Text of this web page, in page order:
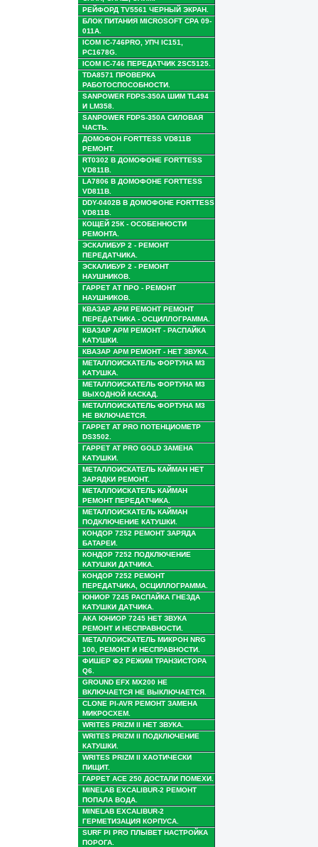
РЕЙФОРД TV5561 ЧЕРНЫЙ ЭКРАН.
БЛОК ПИТАНИЯ MICROSOFT CPA 09-
011A.
ICOM IC-746PRO, УПЧ IC151,
PC1678G.
ICOM IC-746 ПЕРЕДАТЧИК 2SC5125.
TDA8571 ПРОВЕРКА
РАБОТОСПОСОБНОСТИ.
SANPOWER FDPS-350A ШИМ TL494
И LM358.
SANPOWER FDPS-350A СИЛОВАЯ
ЧАСТЬ.
ДОМОФОН FORTTESS VD811B
РЕМОНТ.
RT0302 В ДОМОФОНЕ FORTTESS
VD811B.
LA7806 В ДОМОФОНЕ FORTTESS
VD811B.
DDY-0402B В ДОМОФОНЕ FORTTESS
VD811B.
КОЩЕЙ 25К - ОСОБЕННОСТИ
РЕМОНТА.
ЭСКАЛИБУР 2 - РЕМОНТ
ПЕРЕДАТЧИКА.
ЭСКАЛИБУР 2 - РЕМОНТ
НАУШНИКОВ.
ГАРРЕТ АТ ПРО - РЕМОНТ
НАУШНИКОВ.
КВАЗАР АРМ РЕМОНТ РЕМОНТ
ПЕРЕДАТЧИКА - ОСЦИЛЛОГРАММА.
КВАЗАР АРМ РЕМОНТ - РАСПАЙКА
КАТУШКИ.
КВАЗАР АРМ РЕМОНТ - НЕТ ЗВУКА.
МЕТАЛЛОИСКАТЕЛЬ ФОРТУНА М3
КАТУШКА.
МЕТАЛЛОИСКАТЕЛЬ ФОРТУНА М3
ВЫХОДНОЙ КАСКАД.
МЕТАЛЛОИСКАТЕЛЬ ФОРТУНА М3
НЕ ВКЛЮЧАЕТСЯ.
ГАРРЕТ AT PRO ПОТЕНЦИОМЕТР
DS3502.
ГАРРЕТ AT PRO GOLD ЗАМЕНА
КАТУШКИ.
МЕТАЛЛОИСКАТЕЛЬ КАЙМАН НЕТ
ЗАРЯДКИ РЕМОНТ.
МЕТАЛЛОИСКАТЕЛЬ КАЙМАН
РЕМОНТ ПЕРЕДАТЧИКА.
МЕТАЛЛОИСКАТЕЛЬ КАЙМАН
ПОДКЛЮЧЕНИЕ КАТУШКИ.
КОНДОР 7252 РЕМОНТ ЗАРЯДА
БАТАРЕИ.
КОНДОР 7252 ПОДКЛЮЧЕНИЕ
КАТУШКИ ДАТЧИКА.
КОНДОР 7252 РЕМОНТ
ПЕРЕДАТЧИКА, ОСЦИЛЛОГРАММА.
ЮНИОР 7245 РАСПАЙКА ГНЕЗДА
КАТУШКИ ДАТЧИКА.
АКА ЮНИОР 7245 НЕТ ЗВУКА
РЕМОНТ И НЕСПРАВНОСТИ.
МЕТАЛЛОИСКАТЕЛЬ МИКРОН NRG
100, РЕМОНТ И НЕСПРАВНОСТИ.
ФИШЕР Ф2 РЕЖИМ ТРАНЗИСТОРА
Q6.
GROUND EFX MX200 НЕ
ВКЛЮЧАЕТСЯ НЕ ВЫКЛЮЧАЕТСЯ.
CLONE PI-AVR РЕМОНТ ЗАМЕНА
МИКРОСХЕМ.
WRITES PRIZM II НЕТ ЗВУКА.
WRITES PRIZM II ПОДКЛЮЧЕНИЕ
КАТУШКИ.
WRITES PRIZM II ХАОТИЧЕСКИ
ПИЩИТ.
ГАРРЕТ АСЕ 250 ДОСТАЛИ ПОМЕХИ.
MINELAB EXCALIBUR-2 РЕМОНТ
ПОПАЛА ВОДА.
MINELAB EXCALIBUR-2
ГЕРМЕТИЗАЦИЯ КОРПУСА.
SURF PI PRO ПЛЫВЕТ НАСТРОЙКА
ПОРОГА.